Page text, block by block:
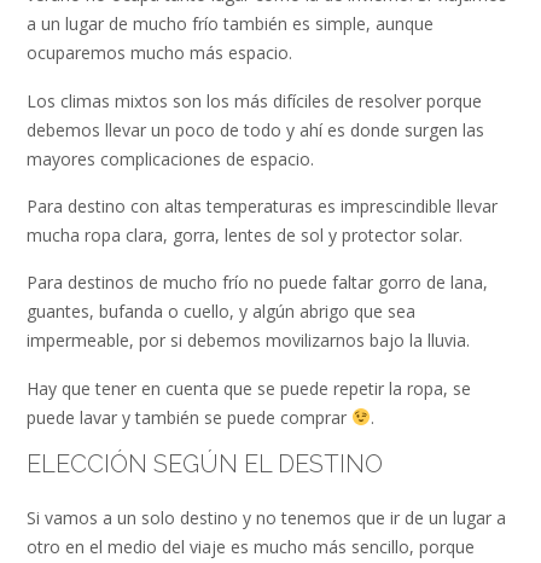
a un lugar de mucho frío también es simple, aunque
ocuparemos mucho más espacio.
Los climas mixtos son los más difíciles de resolver porque
debemos llevar un poco de todo y ahí es donde surgen las
mayores complicaciones de espacio.
Para destino con altas temperaturas es imprescindible llevar
mucha ropa clara, gorra, lentes de sol y protector solar.
Para destinos de mucho frío no puede faltar gorro de lana,
guantes, bufanda o cuello, y algún abrigo que sea
impermeable, por si debemos movilizarnos bajo la lluvia.
Hay que tener en cuenta que se puede repetir la ropa, se
puede lavar y también se puede comprar
.
ELECCIÓN SEGÚN EL DESTINO
Si vamos a un solo destino y no tenemos que ir de un lugar a
otro en el medio del viaje es mucho más sencillo, porque